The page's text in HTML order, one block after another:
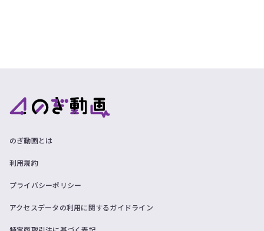
のぎ動画とは
利用規約
プライバシーポリシー
アクセスデータの利用に関するガイドライン